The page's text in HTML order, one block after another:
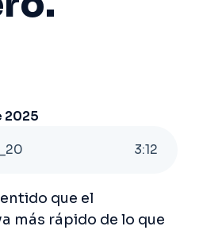
2025
3:12
que el
más rápido de lo que